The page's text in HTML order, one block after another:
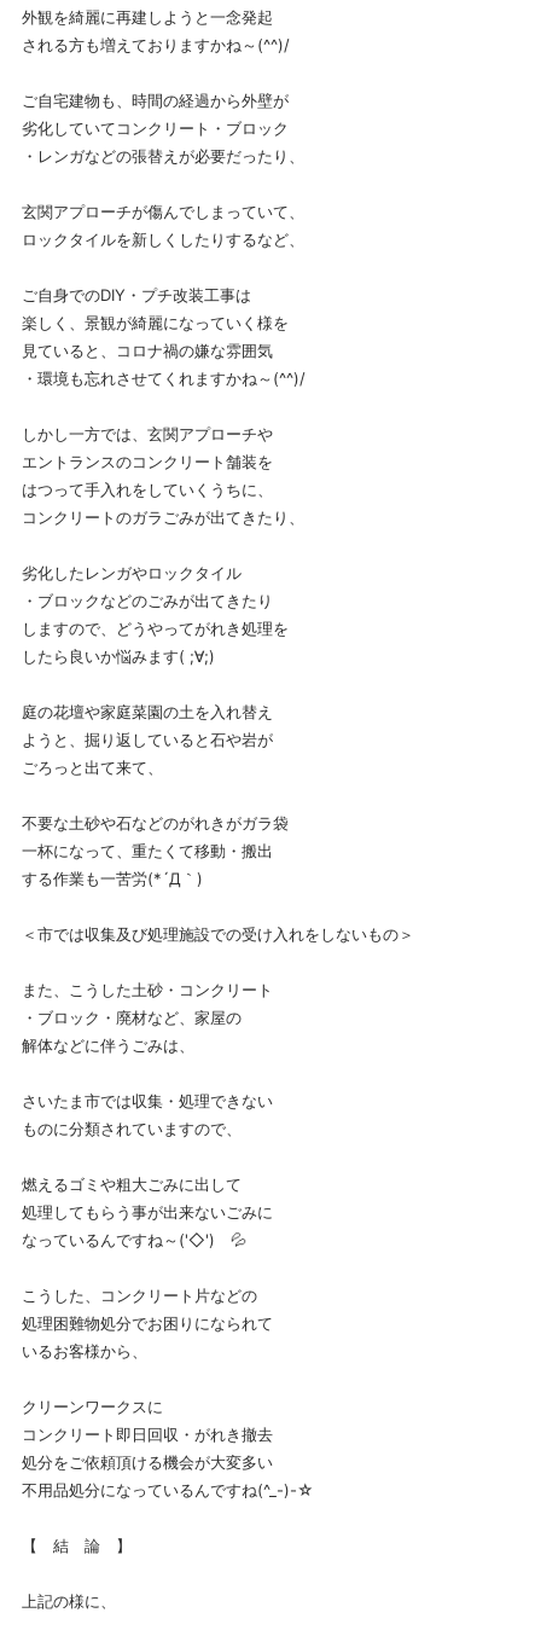
外観を綺麗に再建しようと一念発起
される方も増えておりますかね～(^^)/
ご自宅建物も、時間の経過から外壁が
劣化していてコンクリート・ブロック
・レンガなどの張替えが必要だったり、
玄関アプローチが傷んでしまっていて、
ロックタイルを新しくしたりするなど、
ご自身でのDIY・プチ改装工事は
楽しく、景観が綺麗になっていく様を
見ていると、コロナ禍の嫌な雰囲気
・環境も忘れさせてくれますかね～(^^)/
しかし一方では、玄関アプローチや
エントランスのコンクリート舗装を
はつって手入れをしていくうちに、
コンクリートのガラごみが出てきたり、
劣化したレンガやロックタイル
・ブロックなどのごみが出てきたり
しますので、どうやってがれき処理を
したら良いか悩みます( ;∀;)
庭の花壇や家庭菜園の土を入れ替え
ようと、掘り返していると石や岩が
ごろっと出て来て、
不要な土砂や石などのがれきがガラ袋
一杯になって、重たくて移動・搬出
する作業も一苦労(*´Д｀)
＜市では収集及び処理施設での受け入れをしないもの＞
また、こうした土砂・コンクリート
・ブロック・廃材など、家屋の
解体などに伴うごみは、
さいたま市では収集・処理できない
ものに分類されていますので、
燃えるゴミや粗大ごみに出して
処理してもらう事が出来ないごみに
なっているんですね～('◇')ゞ💦
こうした、コンクリート片などの
処理困難物処分でお困りになられて
いるお客様から、
クリーンワークスに
コンクリート即日回収・がれき撤去
処分をご依頼頂ける機会が大変多い
不用品処分になっているんですね(^_-)-☆
【 結 論 】
上記の様に、